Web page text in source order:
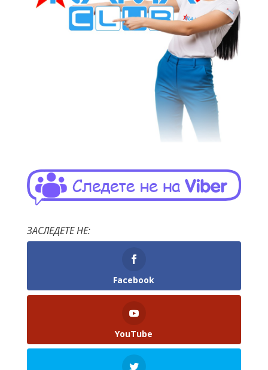
ЗАСЛЕДЕТЕ НЕ:
Facebook
YouTube